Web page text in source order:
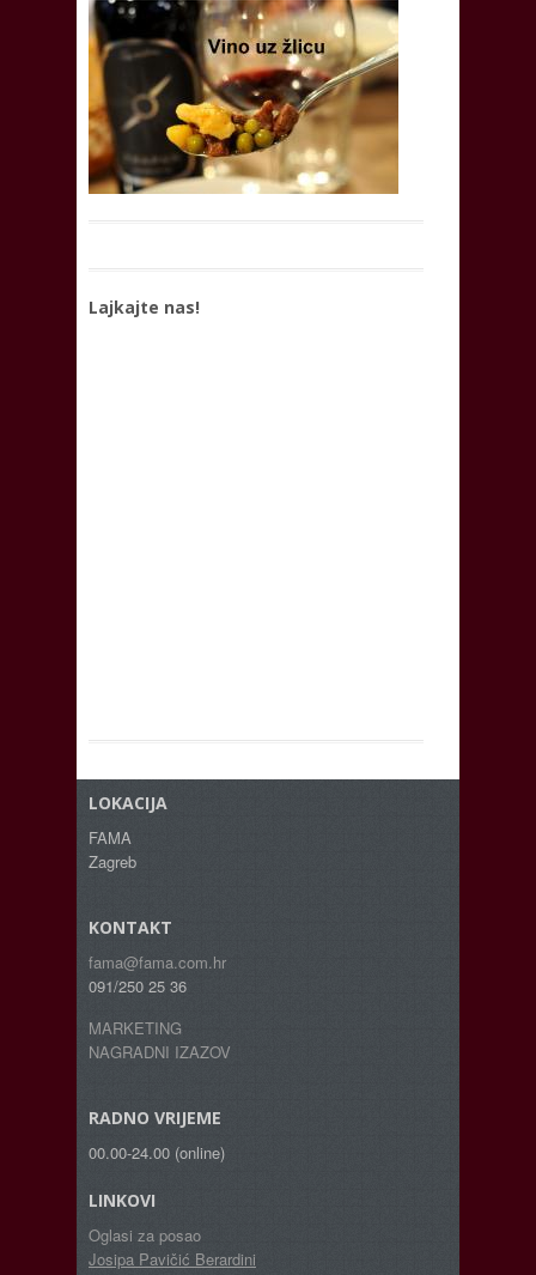
Lajkajte nas!
LOKACIJA
FAMA
Zagreb
KONTAKT
fama@fama.com.hr
091/250 25 36
MARKETING
NAGRADNI IZAZOV
RADNO VRIJEME
00.00-24.00 (online)
LINKOVI
Oglasi za posao
Josipa Pavičić Berardini